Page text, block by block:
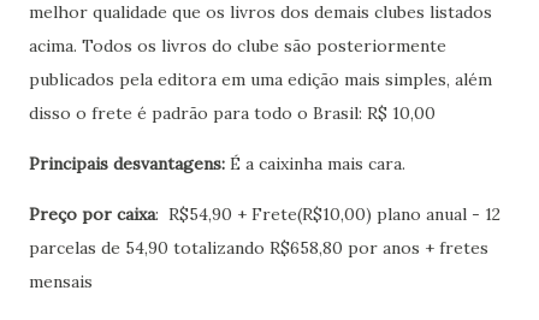
melhor qualidade que os livros dos demais clubes listados
acima. Todos os livros do clube são posteriormente
publicados pela editora em uma edição mais simples, além
disso o frete é padrão para todo o Brasil: R$ 10,00
Principais desvantagens: É a caixinha mais cara.
Preço por caixa: R$54,90 + Frete(R$10,00) plano anual - 12
parcelas de 54,90 totalizando R$658,80 por anos + fretes
mensais